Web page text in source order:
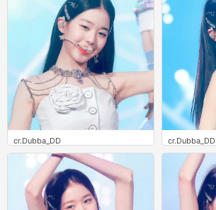
cr.Dubba_DD
0
cr.Dubba_DD
0